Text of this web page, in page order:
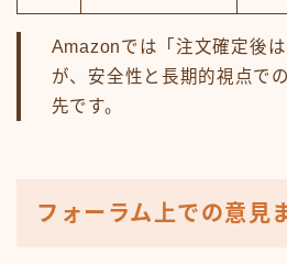
Amazonでは「注文確定後
が、安全性と長期的視点で
先です。
フォーラム上での意見